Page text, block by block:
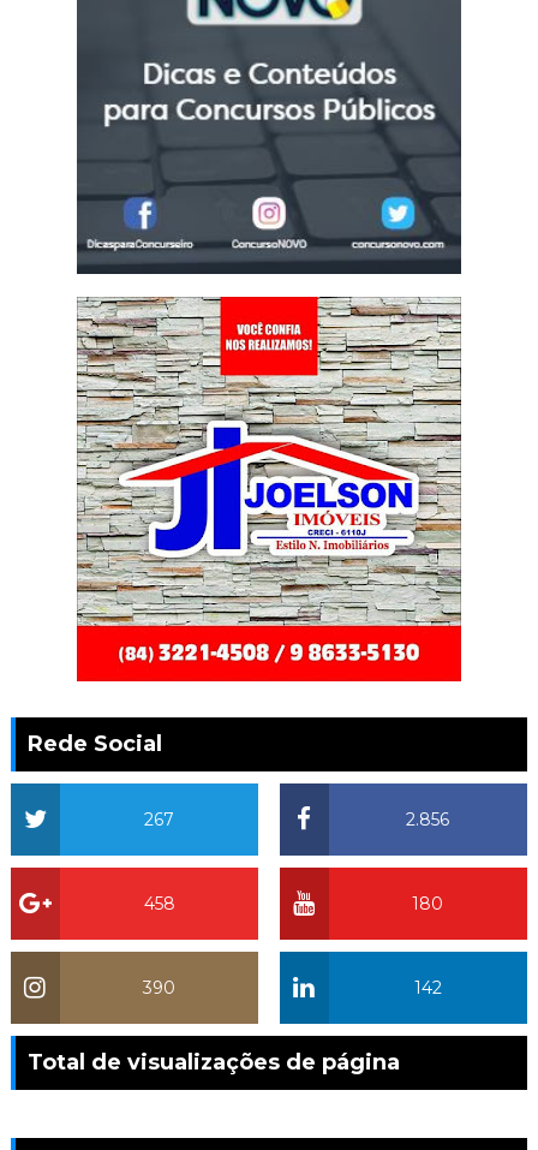
Rede Social
2.856
267
180
458
142
390
Total de visualizações de página